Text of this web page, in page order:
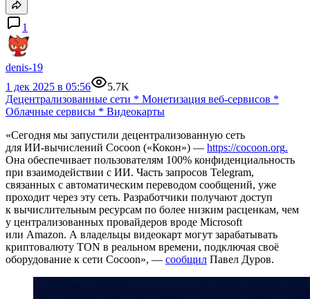
1
denis-19
1 дек 2025 в 05:56
5.7K
Децентрализованные сети * Монетизация веб-сервисов *
Облачные сервисы * Видеокарты
«Сегодня мы запустили децентрализованную сеть
для ИИ‑вычислений Cocoon («Кокон») — https://cocoon.org.
Она обеспечивает пользователям 100% конфиденциальность
при взаимодействии с ИИ. Часть запросов Telegram,
связанных с автоматическим переводом сообщений, уже
проходит через эту сеть. Разработчики получают доступ
к вычислительным ресурсам по более низким расценкам, чем
у централизованных провайдеров вроде Microsoft
или Amazon. А владельцы видеокарт могут зарабатывать
криптовалюту TON в реальном времени, подключая своё
оборудование к сети Cocoon», — сообщил Павел Дуров.